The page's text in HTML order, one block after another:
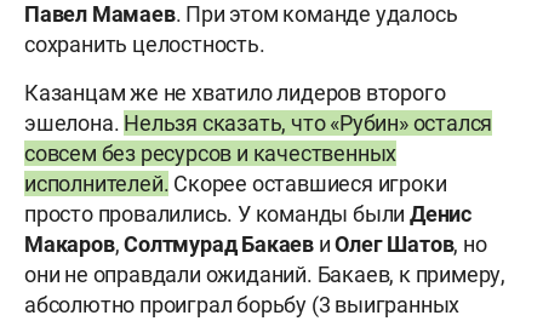
Павел Мамаев. При этом команде удалось
сохранить целостность.
Казанцам же не хватило лидеров второго
эшелона. Нельзя сказать, что «Рубин» остался
совсем без ресурсов и качественных
исполнителей. Скорее оставшиеся игроки
просто провалились. У команды были Денис
Макаров,СолтмурадБакаев иОлегШатов, но
они не оправдали ожиданий. Бакаев, к примеру,
абсолютно проиграл борьбу (3 выигранных